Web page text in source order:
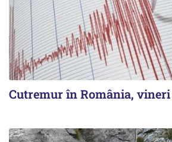
Cutremur în România,